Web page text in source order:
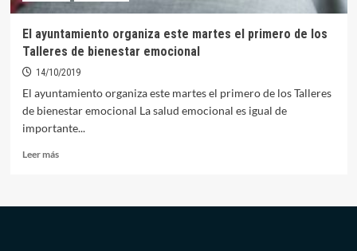
El ayuntamiento organiza este martes el primero de los
Talleres de bienestar emocional
14/10/2019
El ayuntamiento organiza este martes el primero de los Talleres
de bienestar emocional La salud emocional es igual de
importante...
Leer másLeer